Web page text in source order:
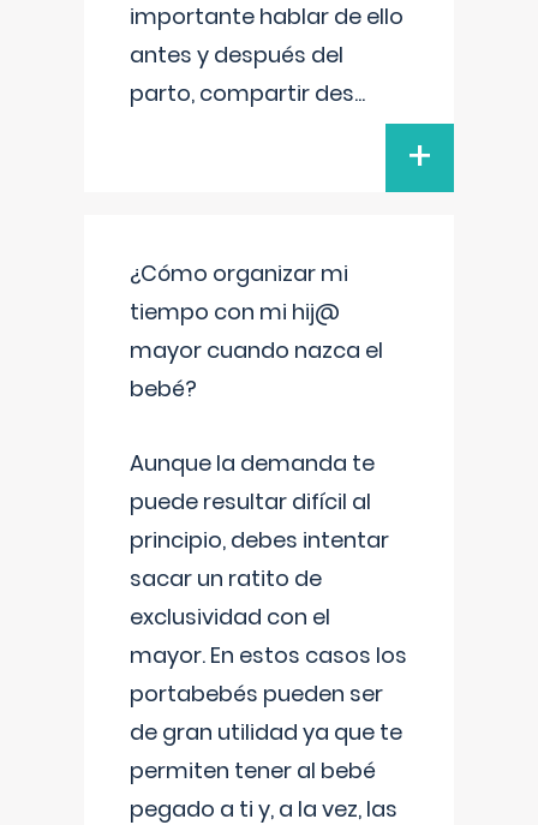
importante hablar de ello
antes y después del
parto, compartir des...
+
¿Cómo organizar mi
tiempo con mi hij@
mayor cuando nazca el
bebé?
Aunque la demanda te
puede resultar difícil al
principio, debes intentar
sacar un ratito de
exclusividad con el
mayor. En estos casos los
portabebés pueden ser
de gran utilidad ya que te
permiten tener al bebé
pegado a ti y, a la vez, las